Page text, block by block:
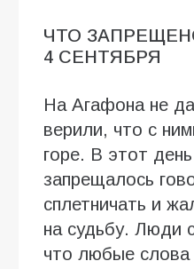
ЧТО
4 СЕНТЯБРЯ
На Агафона не
верили, что с
горе. В этот
запрещалось
сплетничать и
на судьбу. Люди
что любые слова